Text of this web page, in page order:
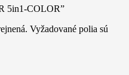
5in1-COLOR”
Vyžadované polia sú